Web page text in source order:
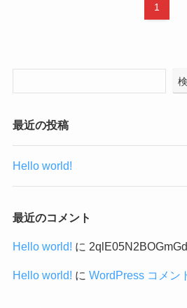
1
最近の投稿
Hello world!
最近のコメント
Hello world! に
Hello world! に WordPress コメン